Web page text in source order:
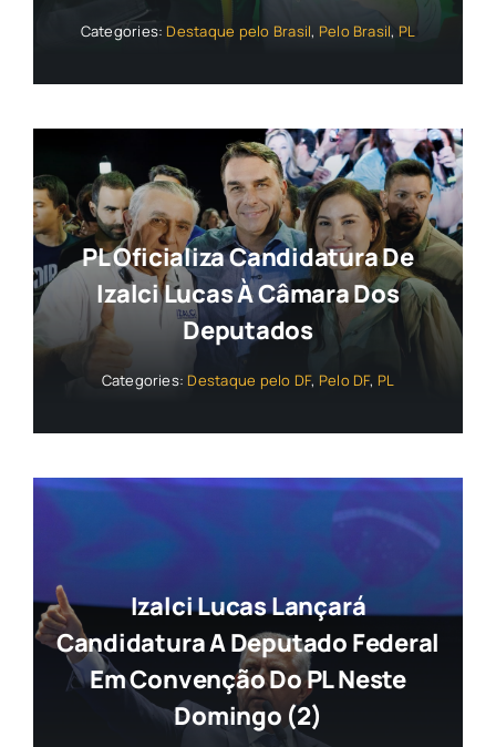
Categories: Destaque pelo Brasil, Pelo Brasil, PL
PL Oficializa Candidatura De
Izalci Lucas À Câmara Dos
Deputados
Categories: Destaque pelo DF, Pelo DF, PL
Izalci Lucas Lançará
Candidatura A Deputado Federal
Em Convenção Do PL Neste
Domingo (2)